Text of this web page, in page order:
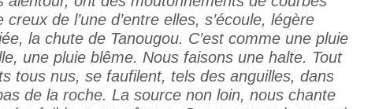
de l’une d’entre elles, s’écoule, légère
la chute de Tanougou. C’est comme une pluie
une pluie blême. Nous faisons une halte. Tout
tous nus, se faufilent, tels des anguilles, dans
de la roche. La source non loin, nous chante